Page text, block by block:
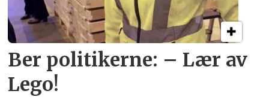
Ber politikerne: – Lær av
Lego!